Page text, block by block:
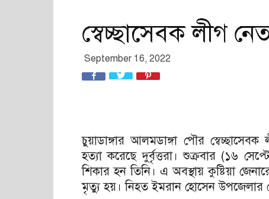
স্বেচ্ছাসেবক লীগ
September 16, 2022
চুয়াডাঙ্গার আলমডাঙ্গা পৌর
হত্যা করেছে দুর্বৃত্তরা। শুক্রবার (১৬
শিকার হন তিনি। এ অবস্থায় কুষ্টিয়া
মৃত্যু হয়। নিহত ইমরান হোসেন উপজেলার